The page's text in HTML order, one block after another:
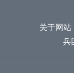
关于网站
兵